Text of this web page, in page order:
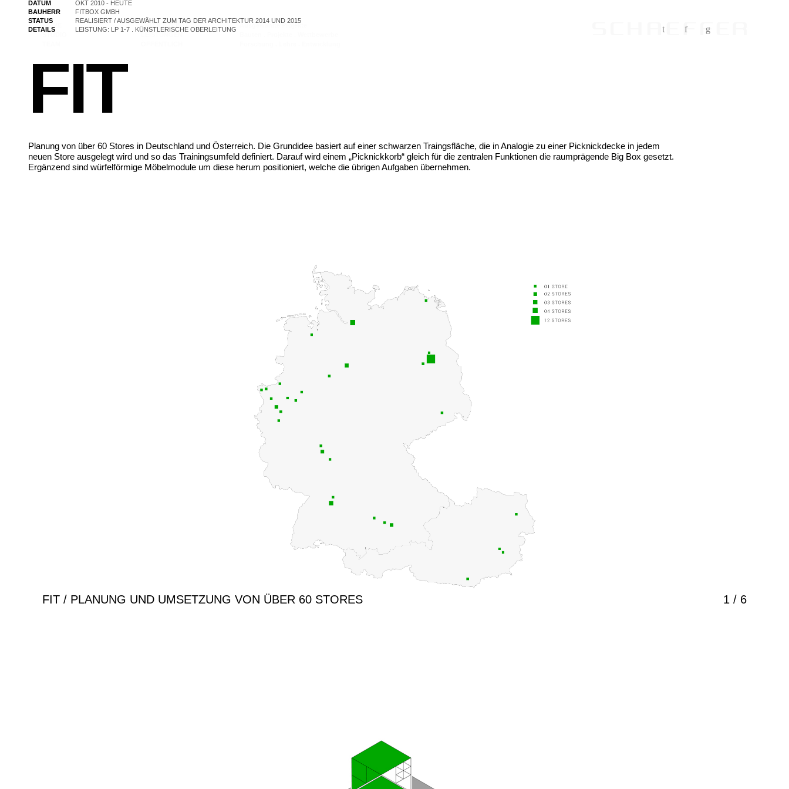
HOME
PROJEKTLISTE
Ausgewählte Projekte
t f g
DATUM
OKT 2010 - HEUTE
BAUHERR
FITBOX GMBH
STATUS
REALISIERT / AUSGEWÄHLT ZUM TAG DER ARCHITEKTUR 2014 UND 2015
DETAILS
LEISTUNG: LP 1-7 . KÜNSTLERISCHE OBERLEITUNG
FIT
Planung von über 60 Stores in Deutschland und Österreich. Die Grundidee basiert auf einer schwarzen Traingsfläche, die in Analogie zu einer Picknickdecke in jedem
neuen Store ausgelegt wird und so das Trainingsumfeld definiert. Darauf wird einem „Picknickkorb“ gleich für die zentralen Funktionen die raumprägende Big Box gesetzt.
Ergänzend sind würfelförmige Möbelmodule um diese herum positioniert, welche die übrigen Aufgaben übernehmen.
FIT / PLANUNG UND UMSETZUNG VON ÜBER 60 STORES 1 / 6